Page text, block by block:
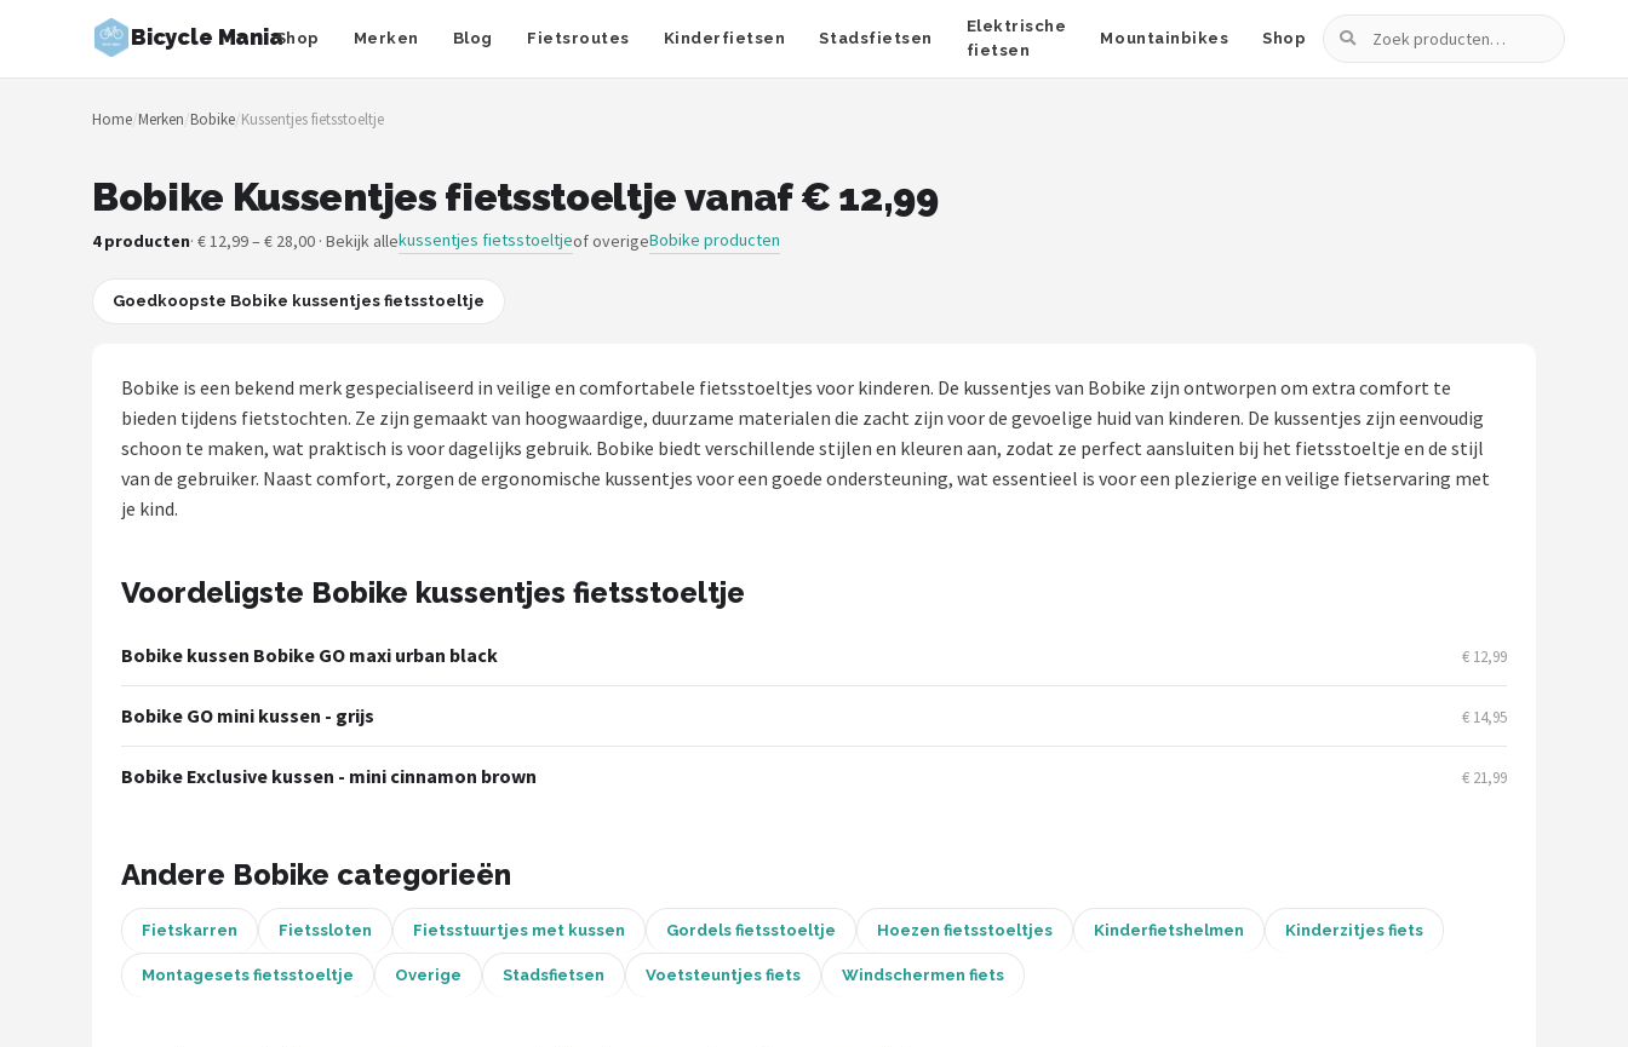
Bicycle ManiaShop Merken Blog Fietsroutes Kinderfietsen Stadsfietsen
Elektrische
fietsen
Mountainbikes Shop
Zoeken
Zoeken
NAVIGATIE
Merken
Kinderfietsen
Stadsfietsen
Mountainbikes
POPULAIRE MERKEN
New Looxs
Home/Merken/Bobike/Kussentjes fietsstoeltje
Bobike Kussentjes fietsstoeltje vanaf € 12,99
4 producten· € 12,99 – € 28,00 · Bekijk allekussentjes fietsstoeltjeof overigeBobike producten
Goedkoopste Bobike kussentjes fietsstoeltje
Bobike is een bekend merk gespecialiseerd in veilige en comfortabele fietsstoeltjes voor kinderen. De kussentjes van Bobike zijn ontworpen om extra comfort te
bieden tijdens fietstochten. Ze zijn gemaakt van hoogwaardige, duurzame materialen die zacht zijn voor de gevoelige huid van kinderen. De kussentjes zijn eenvoudig
schoon te maken, wat praktisch is voor dagelijks gebruik. Bobike biedt verschillende stijlen en kleuren aan, zodat ze perfect aansluiten bij het fietsstoeltje en de stijl
van de gebruiker. Naast comfort, zorgen de ergonomische kussentjes voor een goede ondersteuning, wat essentieel is voor een plezierige en veilige fietservaring met
je kind.
Voordeligste Bobike kussentjes fietsstoeltje
Bobike kussen Bobike GO maxi urban black € 12,99
Bobike GO mini kussen - grijs € 14,95
Bobike Exclusive kussen - mini cinnamon brown € 21,99
Andere Bobike categorieën
Fietskarren Fietssloten Fietsstuurtjes met kussen Gordels fietsstoeltje Hoezen fietsstoeltjes Kinderfietshelmen Kinderzitjes fiets
Montagesets fietsstoeltje Overige Stadsfietsen Voetsteuntjes fiets Windschermen fiets